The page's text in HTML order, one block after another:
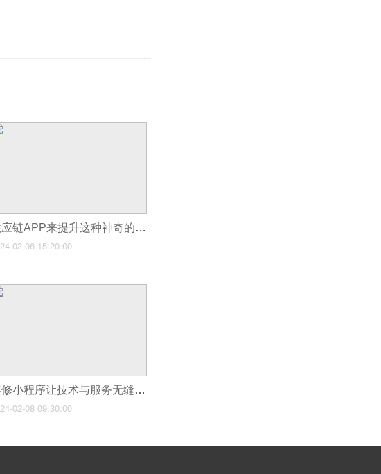
供应链APP来提升这种神奇的可视化程度？
02-06 15:20:00
维修小程序让技术与服务无缝对接
02-08 09:30:00